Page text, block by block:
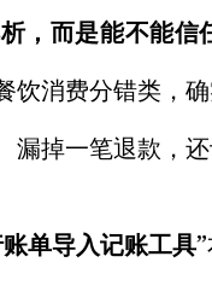
，而是能不能信
消费分错类，确
漏掉一笔退款，
单导入记账工具